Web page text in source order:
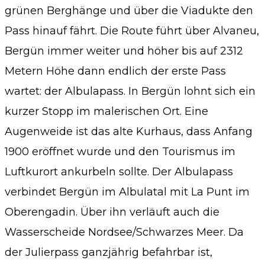
grünen Berghänge und über die Viadukte den
Pass hinauf fährt. Die Route führt über Alvaneu,
Bergün immer weiter und höher bis auf 2312
Metern Höhe dann endlich der erste Pass
wartet: der Albulapass. In Bergün lohnt sich ein
kurzer Stopp im malerischen Ort. Eine
Augenweide ist das alte Kurhaus, dass Anfang
1900 eröffnet wurde und den Tourismus im
Luftkurort ankurbeln sollte. Der Albulapass
verbindet Bergün im Albulatal mit La Punt im
Oberengadin. Über ihn verläuft auch die
Wasserscheide Nordsee/Schwarzes Meer. Da
der Julierpass ganzjährig befahrbar ist,